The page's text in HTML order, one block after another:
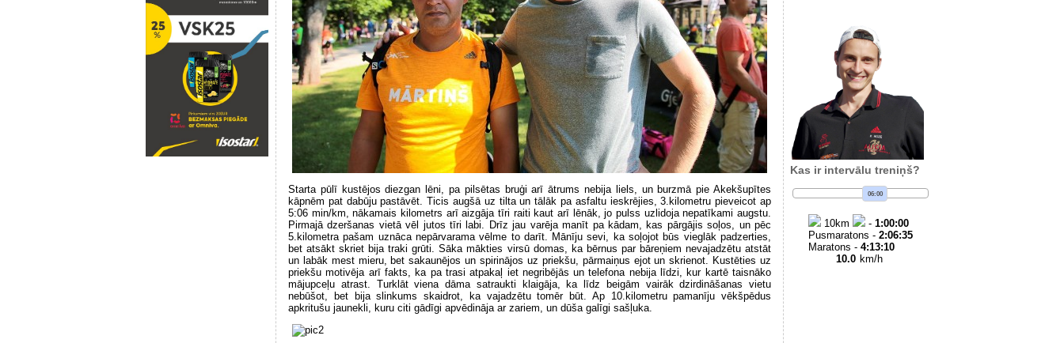
Starta pūlī kustējos diezgan lēni, pa pilsētas bruģi arī ātrums nebija liels, un burzmā pie Akekšupītes
kāpnēm pat dabūju pastāvēt. Ticis augšā uz tilta un tālāk pa asfaltu ieskrējies, 3.kilometru pieveicot ap
5:06 min/km, nākamais kilometrs arī aizgāja tīri raiti kaut arī lēnāk, jo pulss uzlidoja nepatīkami augstu.
Pirmajā dzeršanas vietā vēl jutos tīri labi. Drīz jau varēja manīt pa kādam, kas pārgājis soļos, un pēc
5.kilometra pašam uznāca nepārvarama vēlme to darīt. Mānīju sevi, ka soļojot būs vieglāk padzerties,
bet atsākt skriet bija traki grūti. Sāka mākties virsū domas, ka bērnus par bāreņiem nevajadzētu atstāt
un labāk mest mieru, bet sakaunējos un spirinājos uz priekšu, pārmaiņus ejot un skrienot. Kustēties uz
priekšu motivēja arī fakts, ka pa trasi atpakaļ iet negribējās un telefona nebija līdzi, kur kartē taisnāko
mājupceļu atrast. Turklāt viena dāma satraukti klaigāja, ka līdz beigām vairāk dzirdināšanas vietu
nebūšot, bet bija slinkums skaidrot, ka vajadzētu tomēr būt. Ap 10.kilometru pamanīju vēkšpēdus
apkritušu jaunekli, kuru citi gādīgi apvēdināja ar zariem, un dūša galīgi sašļuka.
Kas ir intervālu treniņš?
06:00
10km - 1:00:00
Pusmaratons - 2:06:35
Maratons - 4:13:10
10.0 km/h